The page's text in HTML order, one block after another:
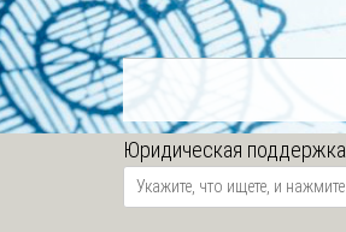
Юридическая поддержка